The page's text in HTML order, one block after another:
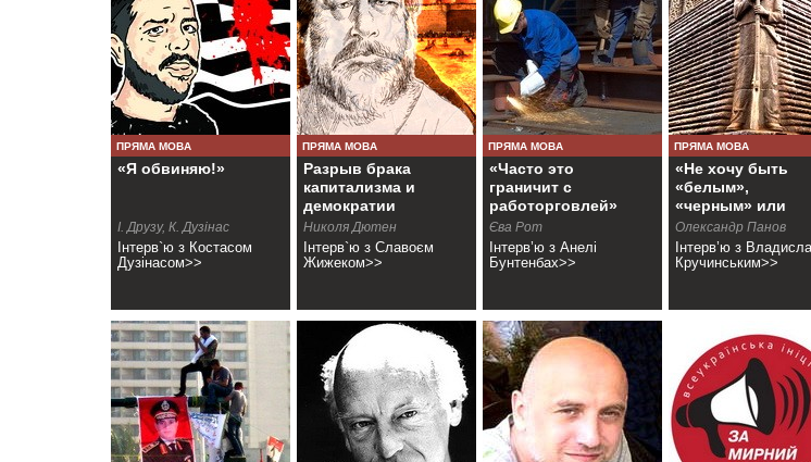
ПРЯМА МОВА
«Я обвиняю!»
І. Друзу, К. Дузінас
Інтерв`ю з Костасом
Дузінасом>>
ПРЯМА МОВА
Разрыв брака
капитализма и
демократии
Николя Дютен
Інтерв`ю з Славоєм
Жижеком>>
ПРЯМА МОВА
«Часто это
граничит с
работорговлей»
Єва Рот
Інтерв’ю з Анелі
Бунтенбах>>
ПРЯМА МОВА
«Не хочу быть
«белым»,
«черным» или
«цветным»
Олександр Панов
Інтерв’ю з
Кручинським>>